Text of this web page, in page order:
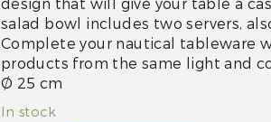
salad bowl includes two servers,
Complete your nautical tableware
products from the same light and
Ø 25 cm
In stock